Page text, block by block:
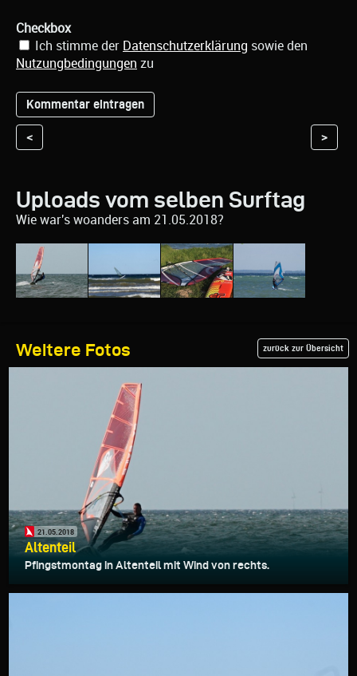
Checkbox
Ich stimme der Datenschutzerklärung sowie den
Nutzungbedingungen zu
< >
Uploads vom selben Surftag
Wie war's woanders am 21.05.2018?
Weitere Fotos zurück zur Übersicht
21.05.2018
Altenteil
Pfingstmontag in Altenteil mit Wind von rechts.